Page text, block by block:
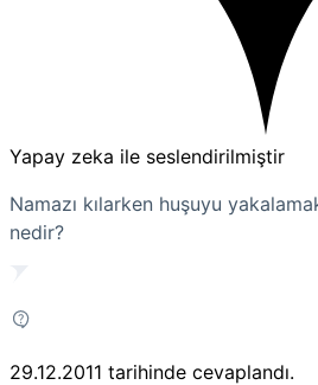
Yapay zeka ile seslendirilmiştir
Namazı kılarken huşuyu
nedir?
29.12.2011 tarihinde cevaplandı.